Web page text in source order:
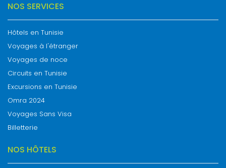
NOS SERVICES
Hôtels en Tunisie
Voyages à l'étranger
Voyages de noce
Circuits en Tunisie
Excursions en Tunisie
Omra 2024
Voyages Sans Visa
Billetterie
NOS HÔTELS